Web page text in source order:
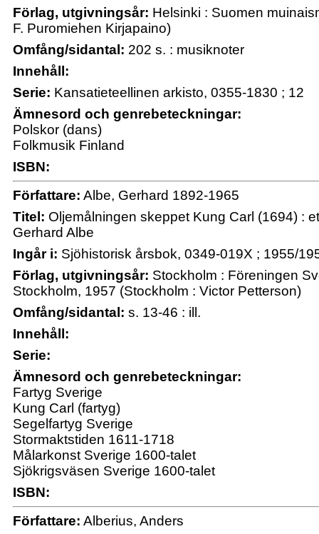
Förlag, utgivningsår: Helsinki : Suomen
F. Puromiehen Kirjapaino)
Omfång/sidantal: 202 s. : musiknoter
Innehåll:
Serie: Kansatieteellinen arkisto, 0355-1830 ; 12
Ämnesord och genrebeteckningar:
Polskor (dans)
Folkmusik Finland
ISBN:
Författare: Albe, Gerhard 1892-1965
Titel: Oljemålningen skeppet Kung Carl (1694) :
Gerhard Albe
Ingår i: Sjöhistorisk årsbok, 0349-019X ; 1955/
Förlag, utgivningsår: Stockholm : Föreningen
Stockholm, 1957 (Stockholm : Victor Petterson)
Omfång/sidantal: s. 13-46 : ill.
Innehåll:
Serie:
Ämnesord och genrebeteckningar:
Fartyg Sverige
Kung Carl (fartyg)
Segelfartyg Sverige
Stormaktstiden 1611-1718
Målarkonst Sverige 1600-talet
Sjökrigsväsen Sverige 1600-talet
ISBN:
Författare: Alberius, Anders